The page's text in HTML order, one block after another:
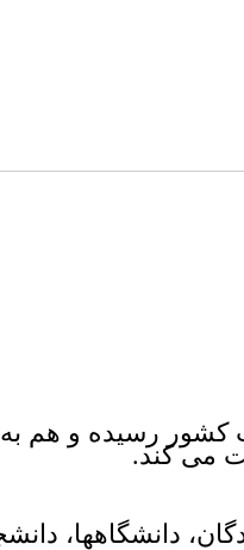
کشور رسیده و هم
می کند.
دانشگاهها،